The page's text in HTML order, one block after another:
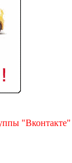
"Вконтакте"